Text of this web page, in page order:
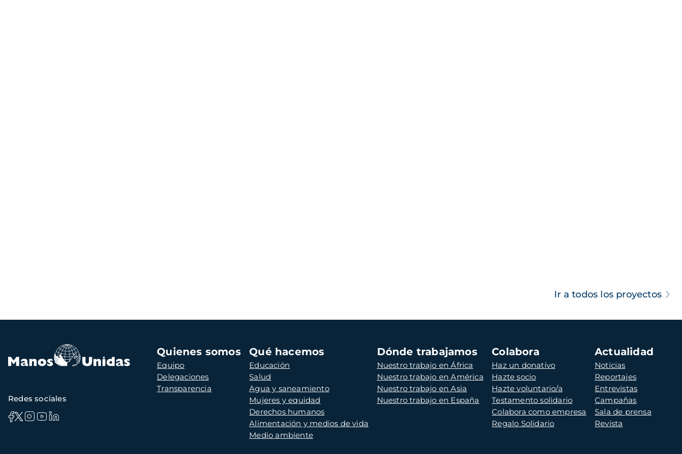
Ir a todos los proyectos
Navegación
principal
Quienes somos
Equipo
Delegaciones
Transparencia
Qué hacemos
Educación
Salud
Agua y saneamiento
Mujeres y equidad
Derechos humanos
Alimentación y medios de vida
Medio ambiente
Dónde trabajamos
Nuestro trabajo en África
Nuestro trabajo en América
Nuestro trabajo en Asia
Nuestro trabajo en España
Colabora
Haz un donativo
Hazte socio
Hazte voluntario/a
Testamento solidario
Colabora como empresa
Regalo Solidario
Actualidad
Noticias
Reportajes
Entrevistas
Campañas
Sala de prensa
Revista
Redes sociales